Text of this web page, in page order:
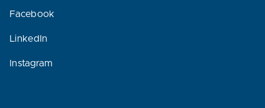
Facebook
LinkedIn
Instagram